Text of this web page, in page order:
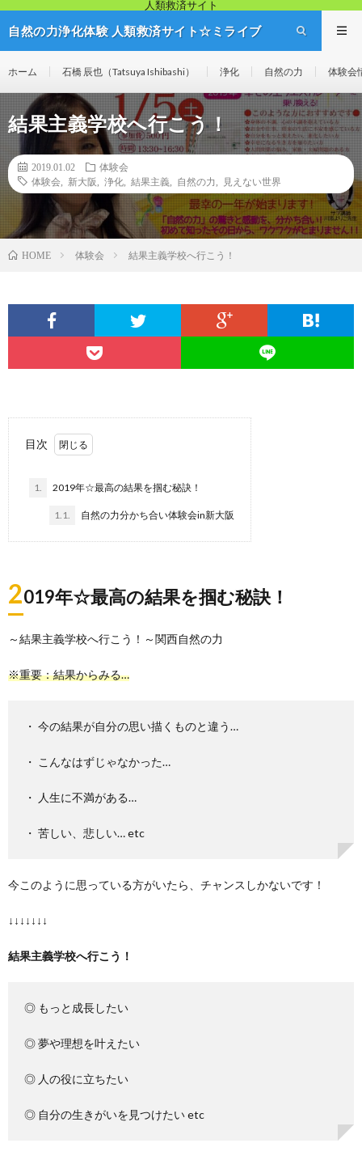
人類救済サイト
自然の力浄化体験 人類救済サイト☆ミライブ
ホーム 石橋 辰也（Tatsuya Ishibashi） 浄化 自然の力 体験会
結果主義学校へ行こう！
2019.01.02
体験会
体験会
新大阪 浄化 結果主義 自然の力 見えない世界
HOME 体験会 結果主義学校へ行こう！
目次
1. 2019年☆最高の結果を掴む秘訣！
1.1. 自然の力分かち合い体験会in新大阪
2019年☆最高の結果を掴む秘訣！
～結果主義学校へ行こう！～関西自然の力
※重要：結果からみる…
・ 今の結果が自分の思い描くものと違う…
・ こんなはずじゃなかった…
・ 人生に不満がある…
・ 苦しい、悲しい… etc
今このように思っている方がいたら、チャンスしかないです！
↓↓↓↓↓↓↓
結果主義学校へ行こう！
◎ もっと成長したい
◎ 夢や理想を叶えたい
◎ 人の役に立ちたい
◎ 自分の生きがいを見つけたい etc